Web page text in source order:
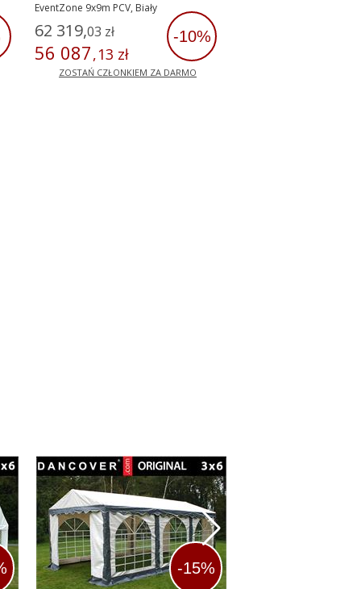
EventZone 9x9m PCV, Biały
-10%
ZOSTAŃ CZŁONKIEM ZA DARMO
62 319,03 zł
56 087,13 zł
-15%